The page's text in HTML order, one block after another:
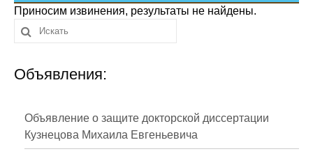
Сотрудники
Отчетность
Противодействие коррупции
Публикации
Приносим извинения, результаты не найдены.
Объявления:
Объявление о защите докторской диссертации
Кузнецова Михаила Евгеньевича